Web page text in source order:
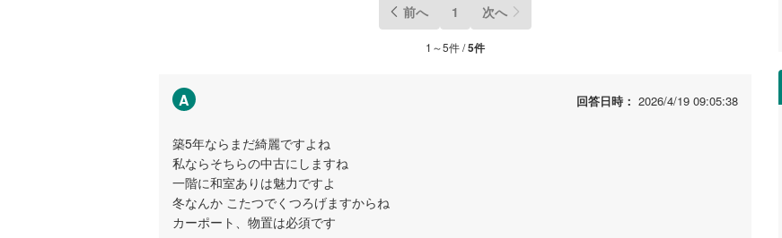
前へ 1 次へ
1～5件 /5件
A 回答日時： 2026/4/19 09:05:38
築5年ならまだ綺麗ですよね
私ならそちらの中古にしますね
一階に和室ありは魅力ですよ
冬なんか こたつでくつろげますからね
カーポート、物置は必須です